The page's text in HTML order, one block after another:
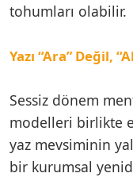
tohumları olabilir.
Yazı “Ara” Değil,
Sessiz dönem
modelleri birlikte
yaz mevsiminin
bir kurumsal